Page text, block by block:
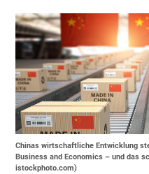
Chinas wirtschaftliche Entwicklung
Business and Economics – und das
istockphoto.com)